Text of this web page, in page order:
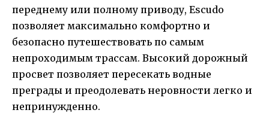
переднему или полному приводу, Escudo
позволяет максимально комфортно и
безопасно путешествовать по самым
непроходимым трассам. Высокий дорожный
просвет позволяет пересекать водные
преграды и преодолевать неровности легко и
непринужденно.